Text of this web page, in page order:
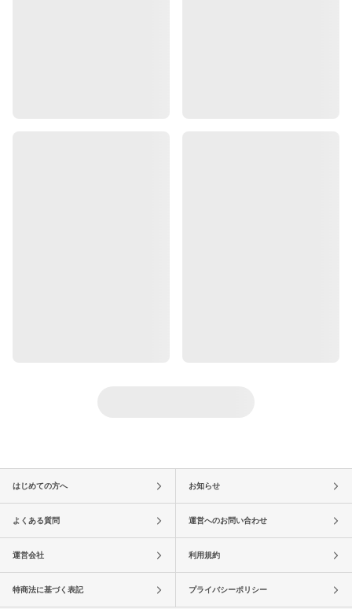
はじめての方へ お知らせ
よくある質問 運営へのお問い合わせ
運営会社 利用規約
特商法に基づく表記 プライバシーポリシー